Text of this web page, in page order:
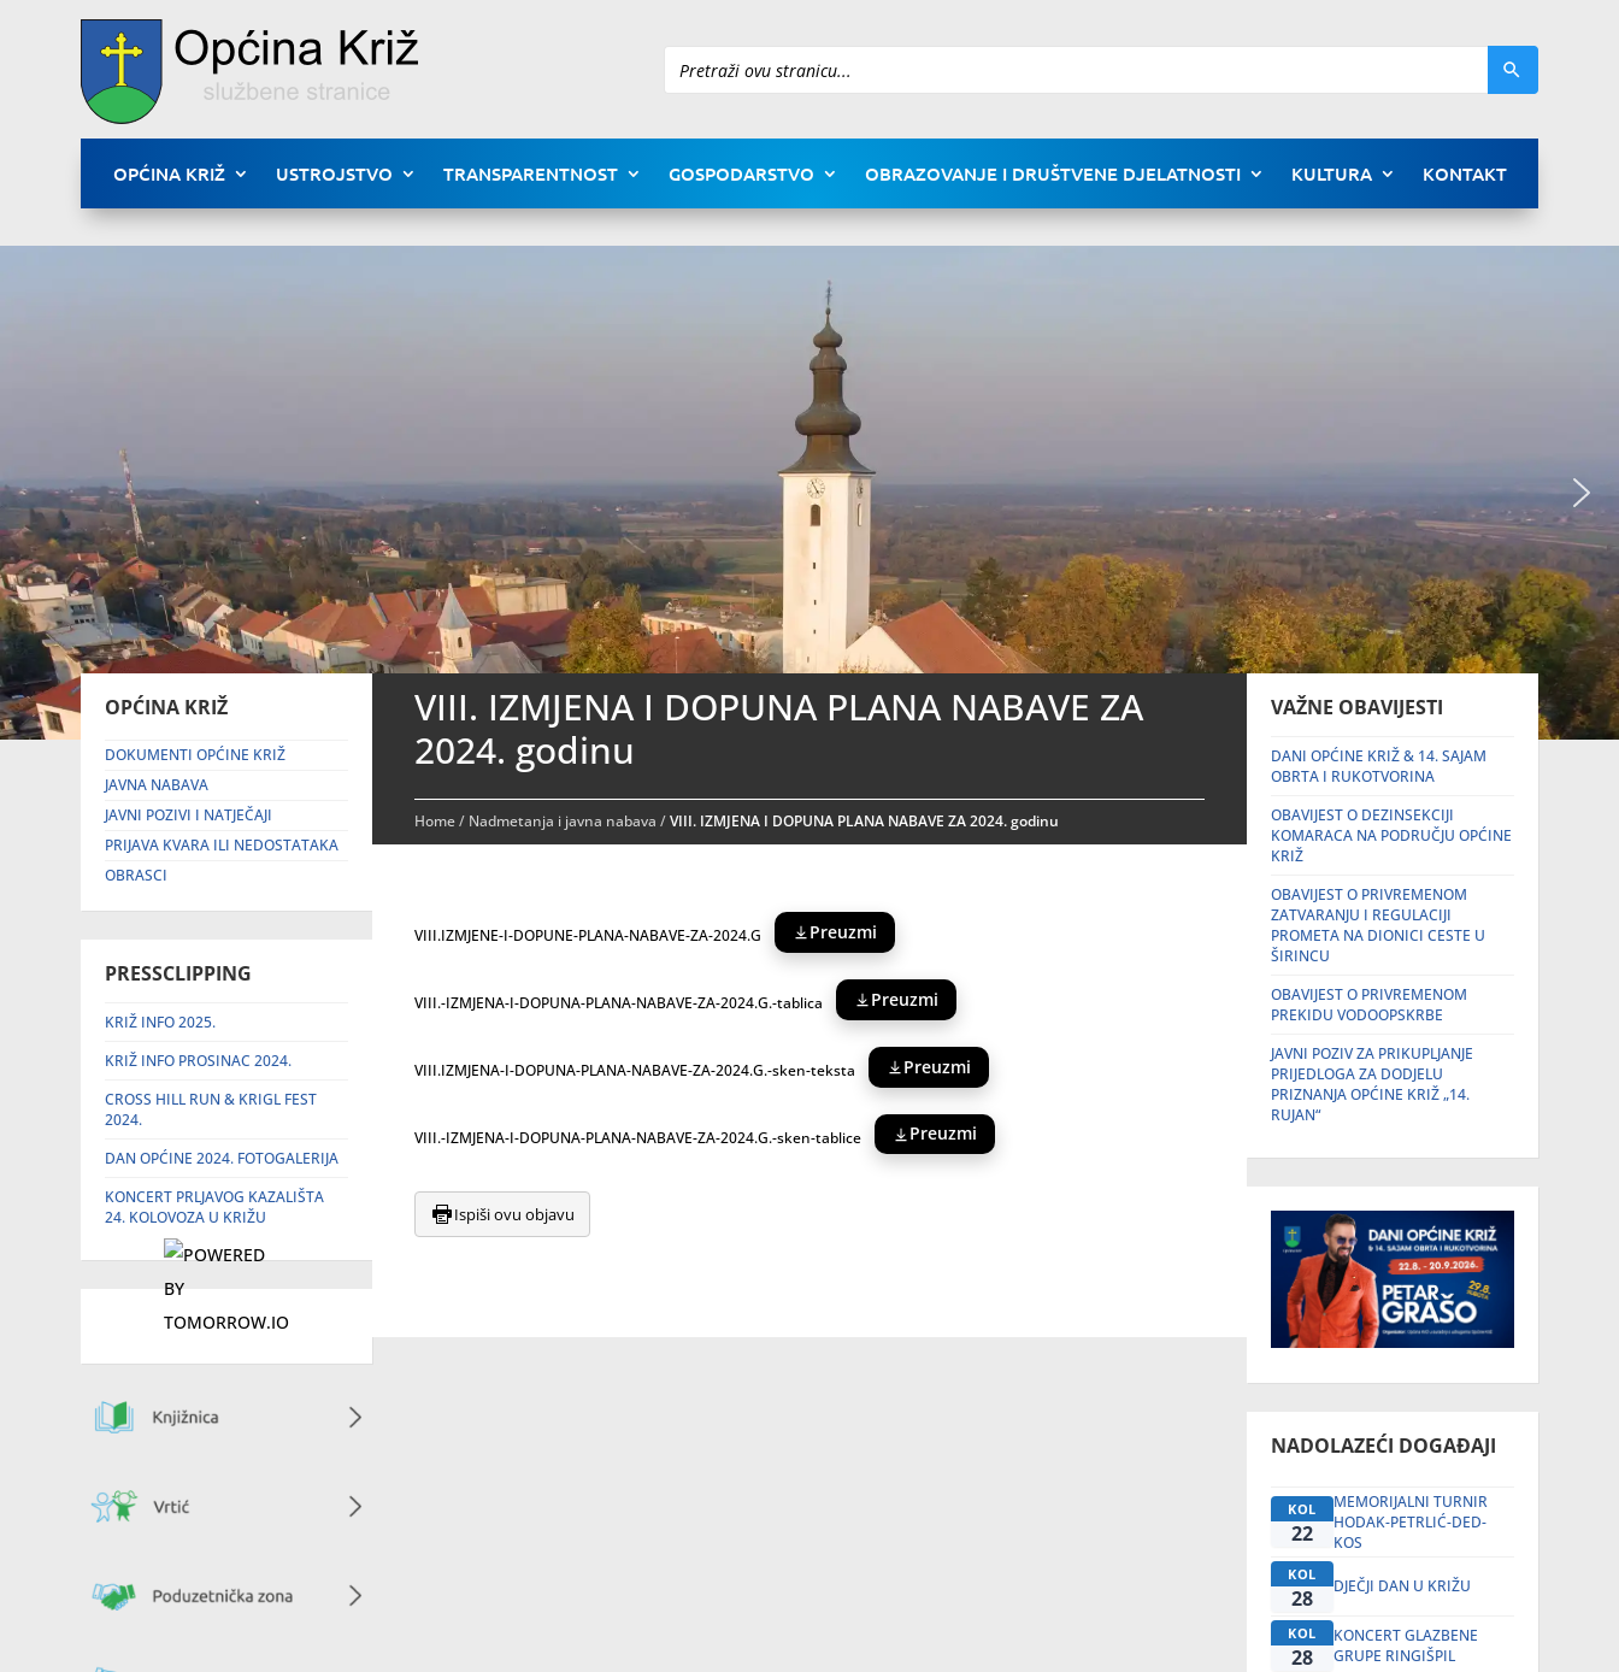
Pretraži
OPĆINA KRIŽ USTROJSTVO TRANSPARENTNOST GOSPODARSTVO OBRAZOVANJE I DRUŠTVENE DJELATNOSTI KULTURA KONTAKT
OPĆINA KRIŽ
DOKUMENTI OPĆINE KRIŽ
JAVNA NABAVA
JAVNI POZIVI I NATJEČAJI
PRIJAVA KVARA ILI NEDOSTATAKA
OBRASCI
PRESSCLIPPING
KRIŽ INFO 2025.
KRIŽ INFO PROSINAC 2024.
CROSS HILL RUN & KRIGL FEST
2024.
DAN OPĆINE 2024. FOTOGALERIJA
KONCERT PRLJAVOG KAZALIŠTA
24. KOLOVOZA U KRIŽU
VIII. IZMJENA I DOPUNA PLANA NABAVE ZA
2024. godinu
Home/ Nadmetanja i javna nabava /VIII. IZMJENA I DOPUNA PLANA NABAVE ZA 2024. godinu
VIII.IZMJENE-I-DOPUNE-PLANA-NABAVE-ZA-2024.G Preuzmi
VIII.-IZMJENA-I-DOPUNA-PLANA-NABAVE-ZA-2024.G.-tablica Preuzmi
VIII.IZMJENA-I-DOPUNA-PLANA-NABAVE-ZA-2024.G.-sken-teksta Preuzmi
VIII.-IZMJENA-I-DOPUNA-PLANA-NABAVE-ZA-2024.G.-sken-tablice Preuzmi
Ispiši ovu objavu
VAŽNE OBAVIJESTI
DANI OPĆINE KRIŽ & 14. SAJAM
OBRTA I RUKOTVORINA
OBAVIJEST O DEZINSEKCIJI
KOMARACA NA PODRUČJU OPĆINE
KRIŽ
OBAVIJEST O PRIVREMENOM
ZATVARANJU I REGULACIJI
PROMETA NA DIONICI CESTE U
ŠIRINCU
OBAVIJEST O PRIVREMENOM
PREKIDU VODOOPSKRBE
JAVNI POZIV ZA PRIKUPLJANJE
PRIJEDLOGA ZA DODJELU
PRIZNANJA OPĆINE KRIŽ „14.
RUJAN“
NADOLAZEĆI DOGAĐAJI
KOL
22
MEMORIJALNI TURNIR
HODAK-PETRLIĆ-DED-
KOS
KOL
28 DJEČJI DAN U KRIŽU
KOL
28
KONCERT GLAZBENE
GRUPE RINGIŠPIL